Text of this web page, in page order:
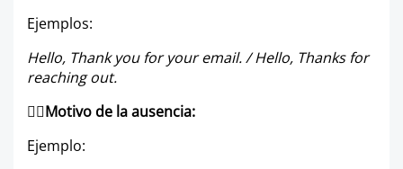
Ejemplos:
Hello, Thank you for your email. / Hello, Thanks for
reaching out.
👉🏼Motivo de la ausencia:
Ejemplo: